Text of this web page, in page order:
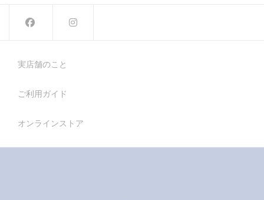
実店舗のこと
ご利用ガイド
オンラインストア